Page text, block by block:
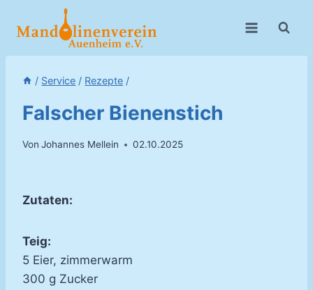
Inhalt
/ Service / Rezepte /
Falscher Bienenstich
Von Johannes Mellein 02.10.2025
Zutaten:
Teig:
5 Eier, zimmerwarm
300 g Zucker